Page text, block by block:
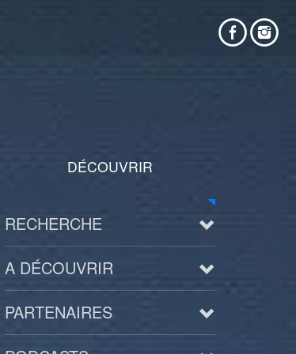
DÉCOUVRIR
RECHERCHE
A DÉCOUVRIR
PARTENAIRES